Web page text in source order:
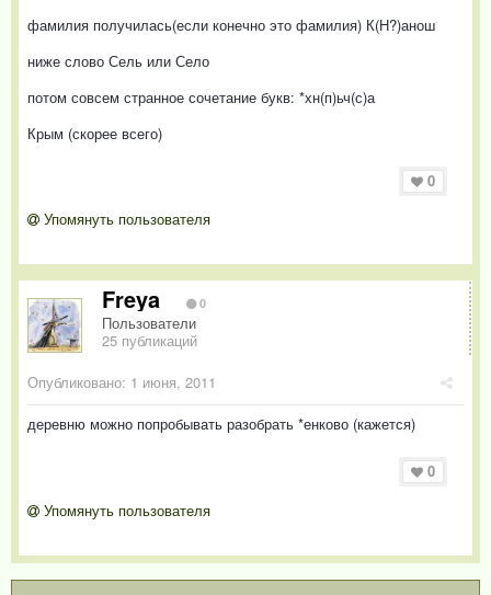
фамилия получилась(если конечно это фамилия) К(Н?)анош
ниже слово Сель или Село
потом совсем странное сочетание букв: *хн(п)ьч(с)а
Крым (скорее всего)
0
Упомянуть пользователя
Freya 0
Пользователи
25 публикаций
Опубликовано: 1 июня, 2011
деревню можно попробывать разобрать *енково (кажется)
0
Упомянуть пользователя